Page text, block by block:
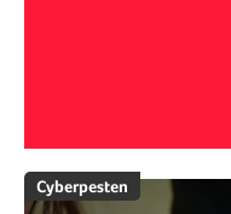
Cyberpesten